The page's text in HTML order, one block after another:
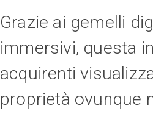
Grazie ai gemelli
immersivi, questa
acquirenti
proprietà ovunque